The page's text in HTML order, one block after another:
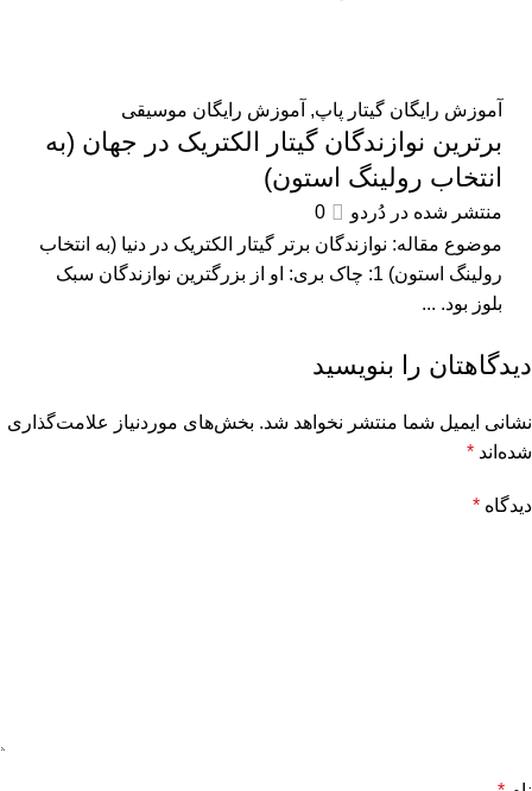
آموزش رایگان گیتار پاپ, آموزش رایگان موسیقی
برترین نوازندگان گیتار الکتریک در جهان (به
انتخاب رولینگ استون)
منتشر شده در دُردو
0
موضوع مقاله: نوازندگان برتر گیتار الکتریک در دنیا (به انتخاب
رولینگ استون) 1: چاک بری: او از بزرگترین نوازندگان سبک
بلوز بود. ...
دیدگاهتان را بنویسید
نشانی ایمیل شما منتشر نخواهد شد. بخش‌های موردنیاز علامت‌گذاری
شده‌اند *
دیدگاه *